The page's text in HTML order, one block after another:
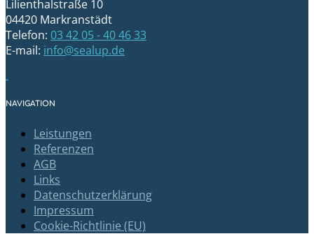
Lilienthalstraße 10
04420 Markranstädt
Telefon: 03 42 05 - 40 46 33
E-mail: info@sealup.de
NAVIGATION
Leistungen
Referenzen
AGB
Links
Datenschutzerklärung
Impressum
Cookie-Richtlinie (EU)